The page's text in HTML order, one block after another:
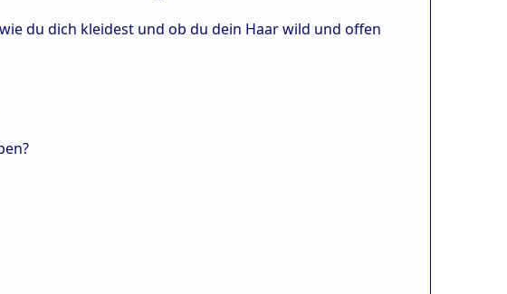
du dich kleidest und ob du dein Haar wild und offen